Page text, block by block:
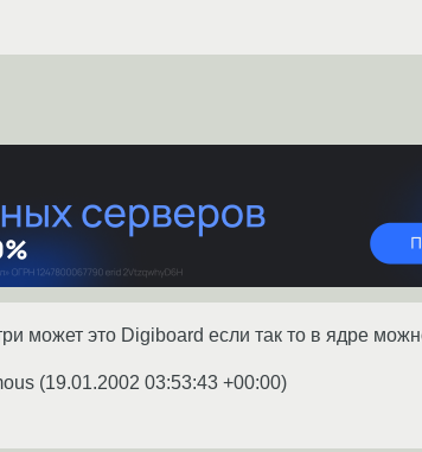
может это Digiboard если так то в ядре
(19.01.2002 03:53:43 +00:00)